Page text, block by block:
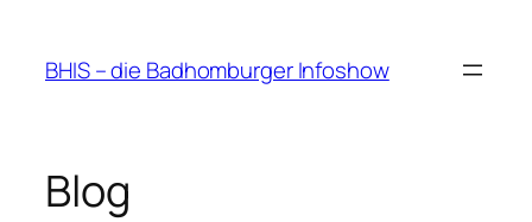
springen
BHIS – die Badhomburger Infoshow
Blog